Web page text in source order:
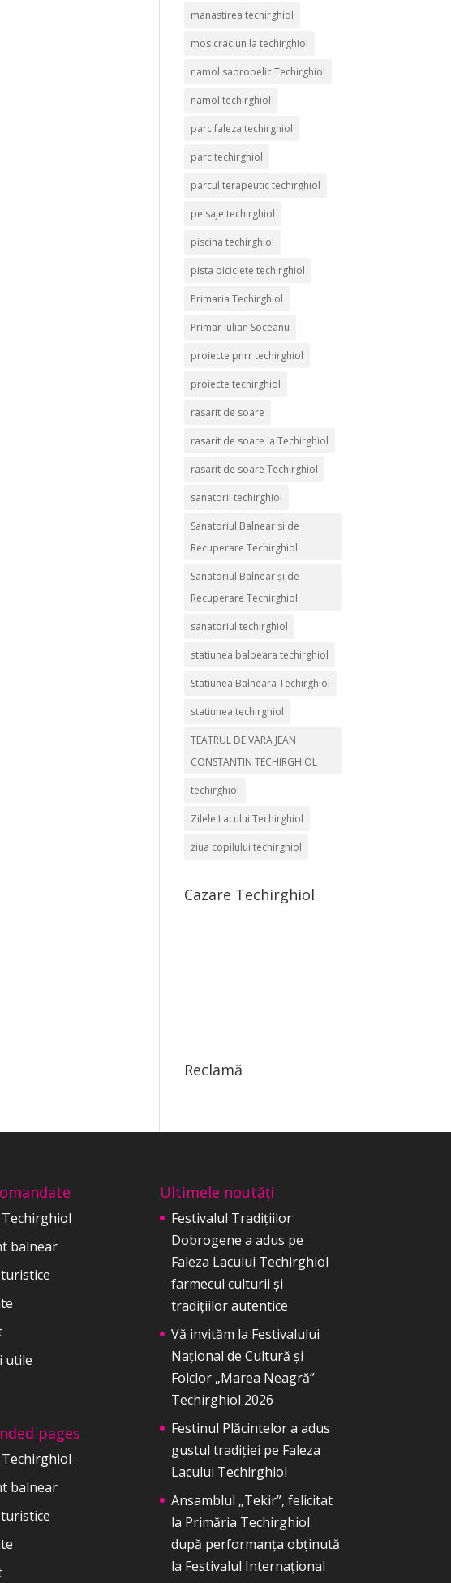
manastirea techirghiol
mos craciun la techirghiol
namol sapropelic Techirghiol
namol techirghiol
parc faleza techirghiol
parc techirghiol
parcul terapeutic techirghiol
peisaje techirghiol
piscina techirghiol
pista biciclete techirghiol
Primaria Techirghiol
Primar Iulian Soceanu
proiecte pnrr techirghiol
proiecte techirghiol
rasarit de soare
rasarit de soare la Techirghiol
rasarit de soare Techirghiol
sanatorii techirghiol
Sanatoriul Balnear si de
Recuperare Techirghiol
Sanatoriul Balnear și de
Recuperare Techirghiol
sanatoriul techirghiol
statiunea balbeara techirghiol
Statiunea Balneara Techirghiol
statiunea techirghiol
TEATRUL DE VARA JEAN
CONSTANTIN TECHIRGHIOL
techirghiol
Zilele Lacului Techirghiol
ziua copilului techirghiol
Cazare Techirghiol
Reclamă
balnear
utile
pages
balnear
Ultimele noutăți
Festivalul Tradițiilor
Dobrogene a adus pe
Faleza Lacului Techirghiol
farmecul culturii și
tradițiilor autentice
Vă invităm la Festivalului
Național de Cultură și
Folclor „Marea Neagră”
Techirghiol 2026
Festinul Plăcintelor a adus
gustul tradiției pe Faleza
Lacului Techirghiol
Ansamblul „Tekir”, felicitat
la Primăria Techirghiol
după performanța obținută
la Festivalul Internațional